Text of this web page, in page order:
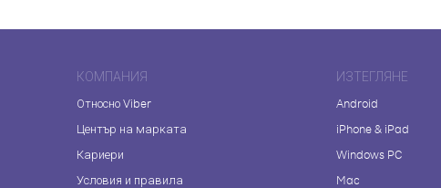
КОМПАНИЯ
Относно Viber
Център на марката
Кариери
Условия и правила
ИЗТЕГЛЯНЕ
Android
iPhone & iPad
Windows PC
Mac